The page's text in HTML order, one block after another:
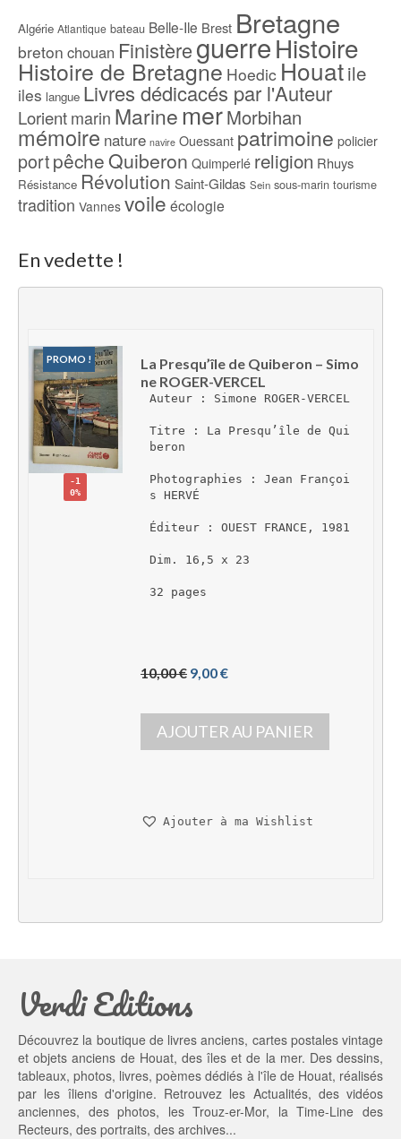
Algérie Atlantique bateau Belle-Ile Brest Bretagne
breton chouan FinistèreguerreHistoire
Histoire de Bretagne Hoedic Houatile
iles langue Livres dédicacés par l'Auteur
Lorientmarin Marine merMorbihan
mémoire nature navire Ouessant patrimoine policier
portpêcheQuiberon Quimperlé religion Rhuys
Résistance Révolution Saint-Gildas Sein sous-marin tourisme
tradition Vannes voile écologie
En vedette !
PROMO !
-1
0%
La Presqu’île de Quiberon – Simo
ne ROGER-VERCEL
Auteur : Simone ROGER-VERCEL
Titre : La Presqu’île de Qui
beron
Photographies : Jean Françoi
s HERVÉ
Éditeur : OUEST FRANCE, 1981
Dim. 16,5 x 23
32 pages
10,00 € L
p
r
i
i
é
t :
0,
0
0 €.
9,00 €L
p
r
i
s
AJOUTER AU PANIER
Ajouter à ma Wishlist
Verdi Editions
Découvrez la boutique de livres anciens, cartes postales vintage
et objets anciens de Houat, des îles et de la mer. Des dessins,
tableaux, photos, livres, poèmes dédiés à l'île de Houat, réalisés
par les îliens d'origine. Retrouvez les Actualités, des vidéos
anciennes, desphotos, lesTrouz-er-Mor, laTime-Line des
Recteurs, des portraits, des archives...